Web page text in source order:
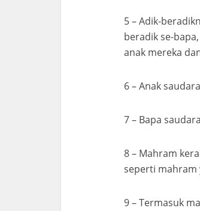
5 – Adik-
beradik se-
anak mereka
6 – Anak
7 – Bapa
8 – Mahram
seperti mahram
9 – Termasuk